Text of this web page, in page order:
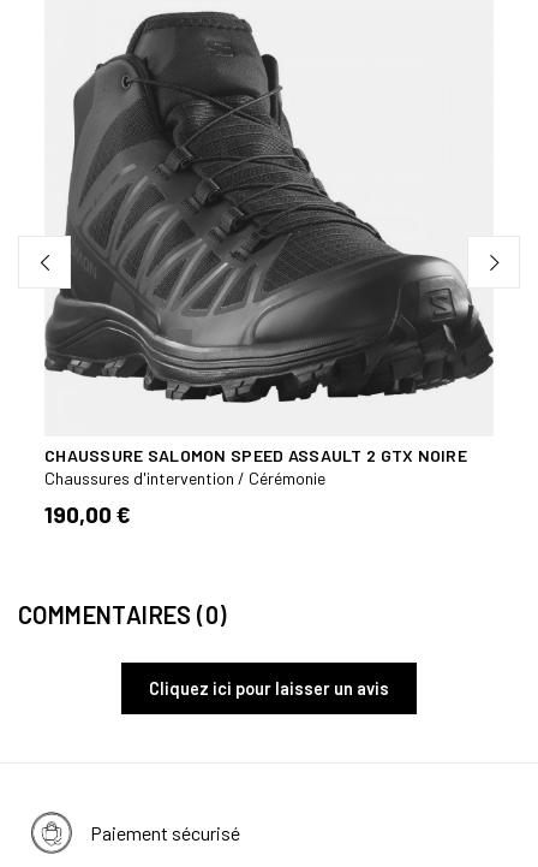
CHAUSSURE SALOMON SPEED ASSAULT 2 GTX NOIRE
Chaussures d'intervention / Cérémonie
190,00 €
COMMENTAIRES (0)
Cliquez ici pour laisser un avis
Paiement sécurisé